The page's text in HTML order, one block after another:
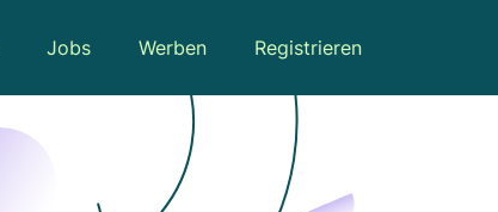
Jobs Werben Registrieren